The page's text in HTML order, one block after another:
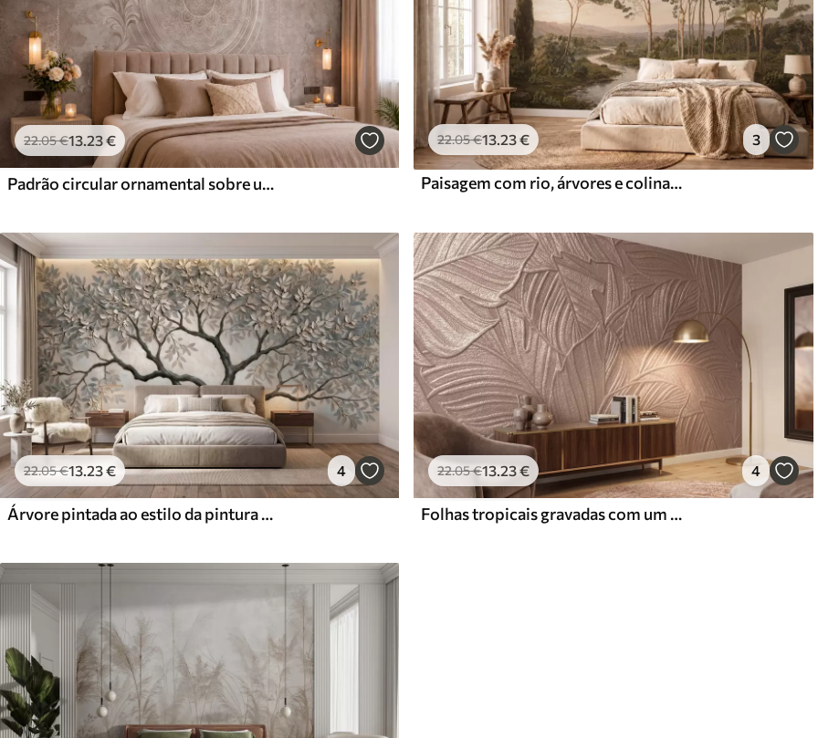
22.05€13.23€
Padrão circular ornamental sobre um fundo texturado
22.05€13.23€ 3
Paisagem com rio, árvores e colinas ao longe
22.05€13.23€ 4
Árvore pintada ao estilo da pintura a óleo, em tons suaves e naturais de cinzento-bege
22.05€13.23€ 4
Folhas tropicais gravadas com um relevo delicado em tons quentes de bege